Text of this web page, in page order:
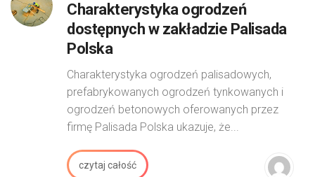
Charakterystyka ogrodzeń
dostępnych w zakładzie Palisada
Polska
Charakterystyka ogrodzeń palisadowych,
prefabrykowanych ogrodzeń tynkowanych i
ogrodzeń betonowych oferowanych przez
firmę Palisada Polska ukazuje, że...
czytaj całość